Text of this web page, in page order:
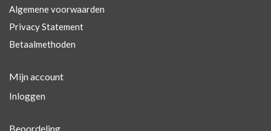
Algemene voorwaarden
Privacy Statement
Betaalmethoden
Mijn account
Inloggen
Beoordeling